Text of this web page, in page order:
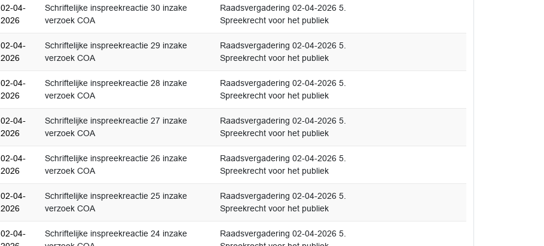
02-04-
2026
Schriftelijke inspreekreactie 30 inzake
verzoek COA
Raadsvergadering 02-04-2026 5.
Spreekrecht voor het publiek
02-04-
2026
Schriftelijke inspreekreactie 29 inzake
verzoek COA
Raadsvergadering 02-04-2026 5.
Spreekrecht voor het publiek
02-04-
2026
Schriftelijke inspreekreactie 28 inzake
verzoek COA
Raadsvergadering 02-04-2026 5.
Spreekrecht voor het publiek
02-04-
2026
Schriftelijke inspreekreactie 27 inzake
verzoek COA
Raadsvergadering 02-04-2026 5.
Spreekrecht voor het publiek
02-04-
2026
Schriftelijke inspreekreactie 26 inzake
verzoek COA
Raadsvergadering 02-04-2026 5.
Spreekrecht voor het publiek
02-04-
2026
Schriftelijke inspreekreactie 25 inzake
verzoek COA
Raadsvergadering 02-04-2026 5.
Spreekrecht voor het publiek
02-04-
Schriftelijke inspreekreactie 24 inzake
Raadsvergadering 02-04-2026 5.